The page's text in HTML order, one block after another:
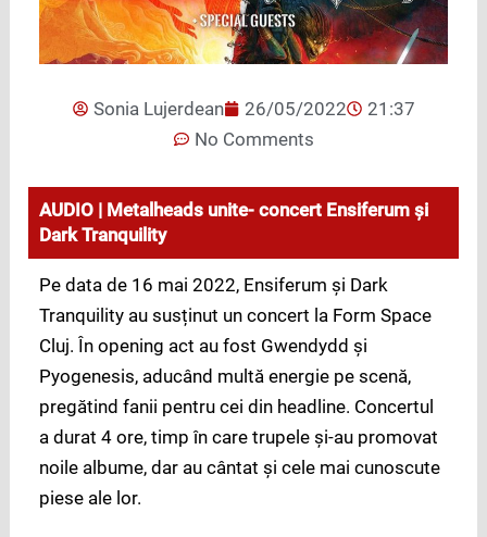
Sonia Lujerdean 26/05/2022
21:37
No Comments
AUDIO | Metalheads unite- concert Ensiferum și
Dark Tranquility
Pe data de 16 mai 2022, Ensiferum și Dark
Tranquility au susținut un concert la Form Space
Cluj. În opening act au fost Gwendydd și
Pyogenesis, aducând multă energie pe scenă,
pregătind fanii pentru cei din headline. Concertul
a durat 4 ore, timp în care trupele și-au promovat
noile albume, dar au cântat și cele mai cunoscute
piese ale lor.